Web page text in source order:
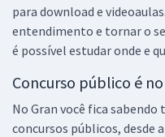
para download e
entendimento e tornar o
é possível estudar onde e
Concurso público é
No Gran você fica sabendo
concursos públicos, desde